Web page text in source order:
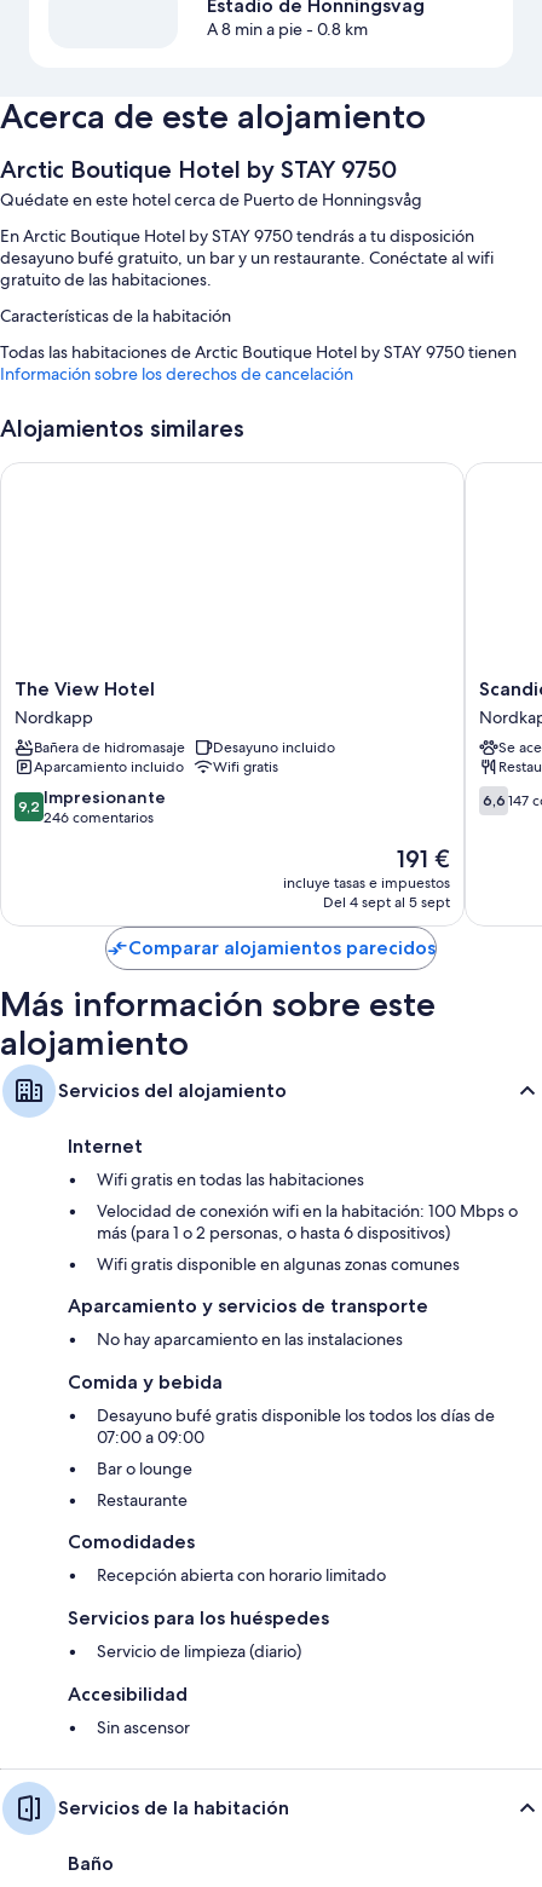
Estadio de Honningsvag
A 8 min a pie- 0.8 km
Acerca de este alojamiento
Arctic Boutique Hotel by STAY 9750
Quédate en este hotel cerca de Puerto de Honningsvåg
En Arctic Boutique Hotel by STAY 9750 tendrás a tu disposición
desayuno bufé gratuito, un bar y un restaurante. Conéctate al wifi
gratuito de las habitaciones.
Características de la habitación
Todas las habitaciones de Arctic Boutique Hotel by STAY 9750 tienen
comodidades tales como wifi gratis.
Información sobre los derechos de cancelación
Alojamientos similares
The
View
Hotel
Nordkapp
The View Hotel
Nordkapp
Bañera de hidromasaje
Desayuno incluido
Aparcamiento incluido
Wifi gratis
9.2
sobre
9,2 Impresionante
246 comentarios
El
precio
actual
de
191 €
191 €
incluye tasas e impuestos
Del 4 sept al 5 sept
The View Hotel
Scandic
Se
6.6
sobre
6,6 147
Scandic
Comparar alojamientos parecidos
Más información sobre este
alojamiento
Servicios del alojamiento
Internet
Wifi gratis en todas las habitaciones
Velocidad de conexión wifi en la habitación: 100 Mbps o
más (para 1 o 2 personas, o hasta 6 dispositivos)
Wifi gratis disponible en algunas zonas comunes
Aparcamiento y servicios de transporte
No hay aparcamiento en las instalaciones
Comida y bebida
Desayuno bufé gratis disponible los todos los días de
07:00 a 09:00
Bar o lounge
Restaurante
Comodidades
Recepción abierta con horario limitado
Servicios para los huéspedes
Servicio de limpieza (diario)
Accesibilidad
Sin ascensor
Servicios de la habitación
Baño